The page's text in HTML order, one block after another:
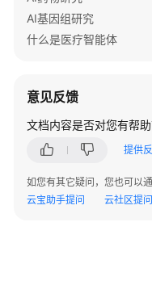
配
额
系
统
项
AI基因组研究
什么是医疗智能体
意见反馈
文档内容是否对您有帮助
提供
如您有其它疑问，您也可以
云宝助手提问
云社区提问